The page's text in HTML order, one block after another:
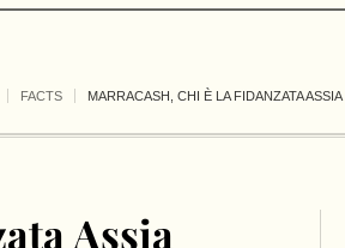
FACTS MARRACASH, CHI È LA FIDANZATA
Assia